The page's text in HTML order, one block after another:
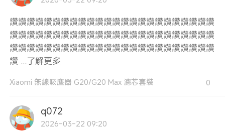
讚讚讚讚讚讚讚讚讚讚讚讚讚讚讚讚讚讚讚讚讚讚讚讚
讚讚讚讚讚讚讚讚讚讚讚讚讚讚讚讚讚讚讚讚讚讚讚讚
讚讚讚讚讚讚讚讚讚讚讚讚讚讚讚讚讚讚讚讚讚讚讚讚
讚 ...了解更多
Xiaomi 無線吸塵器 G20/G20 Max 濾芯套裝 0
q072
2026-03-22 09:20